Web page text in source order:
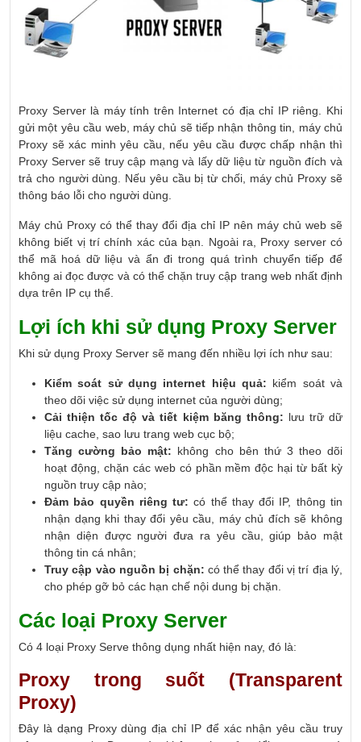
Proxy Server là máy tính trên Internet có địa chỉ IP riêng. Khi
gửi một yêu cầu web, máy chủ sẽ tiếp nhận thông tin, máy chủ
Proxy sẽ xác minh yêu cầu, nếu yêu cầu được chấp nhận thì
Proxy Server sẽ truy cập mạng và lấy dữ liệu từ nguồn đích và
trả cho người dùng. Nếu yêu cầu bị từ chối, máy chủ Proxy sẽ
thông báo lỗi cho người dùng.
Máy chủ Proxy có thể thay đổi địa chỉ IP nên máy chủ web sẽ
không biết vị trí chính xác của bạn. Ngoài ra, Proxy server có
thể mã hoá dữ liệu và ẩn đi trong quá trình chuyển tiếp để
không ai đọc được và có thể chặn truy cập trang web nhất định
dựa trên IP cụ thể.
Lợi ích khi sử dụng Proxy Server
Khi sử dụng Proxy Server sẽ mang đến nhiều lợi ích như sau:
Kiểm soát sử dụng internet hiệu quả: kiểm soát và
theo dõi việc sử dụng internet của người dùng;
Cải thiện tốc độ và tiết kiệm băng thông: lưu trữ dữ
liệu cache, sao lưu trang web cục bộ;
Tăng cường bảo mật: không cho bên thứ 3 theo dõi
hoạt động, chặn các web có phần mềm độc hại từ bất kỳ
nguồn truy cập nào;
Đảm bảo quyền riêng tư: có thể thay đổi IP, thông tin
nhận dạng khi thay đổi yêu cầu, máy chủ đích sẽ không
nhận diện được người đưa ra yêu cầu, giúp bảo mật
thông tin cá nhân;
Truy cập vào nguồn bị chặn: có thể thay đổi vị trí địa lý,
cho phép gỡ bỏ các hạn chế nội dung bị chặn.
Các loại Proxy Server
Có 4 loại Proxy Serve thông dụng nhất hiện nay, đó là:
Proxy trong suốt (Transparent
Proxy)
Đây là dạng Proxy dùng địa chỉ IP để xác nhận yêu cầu truy